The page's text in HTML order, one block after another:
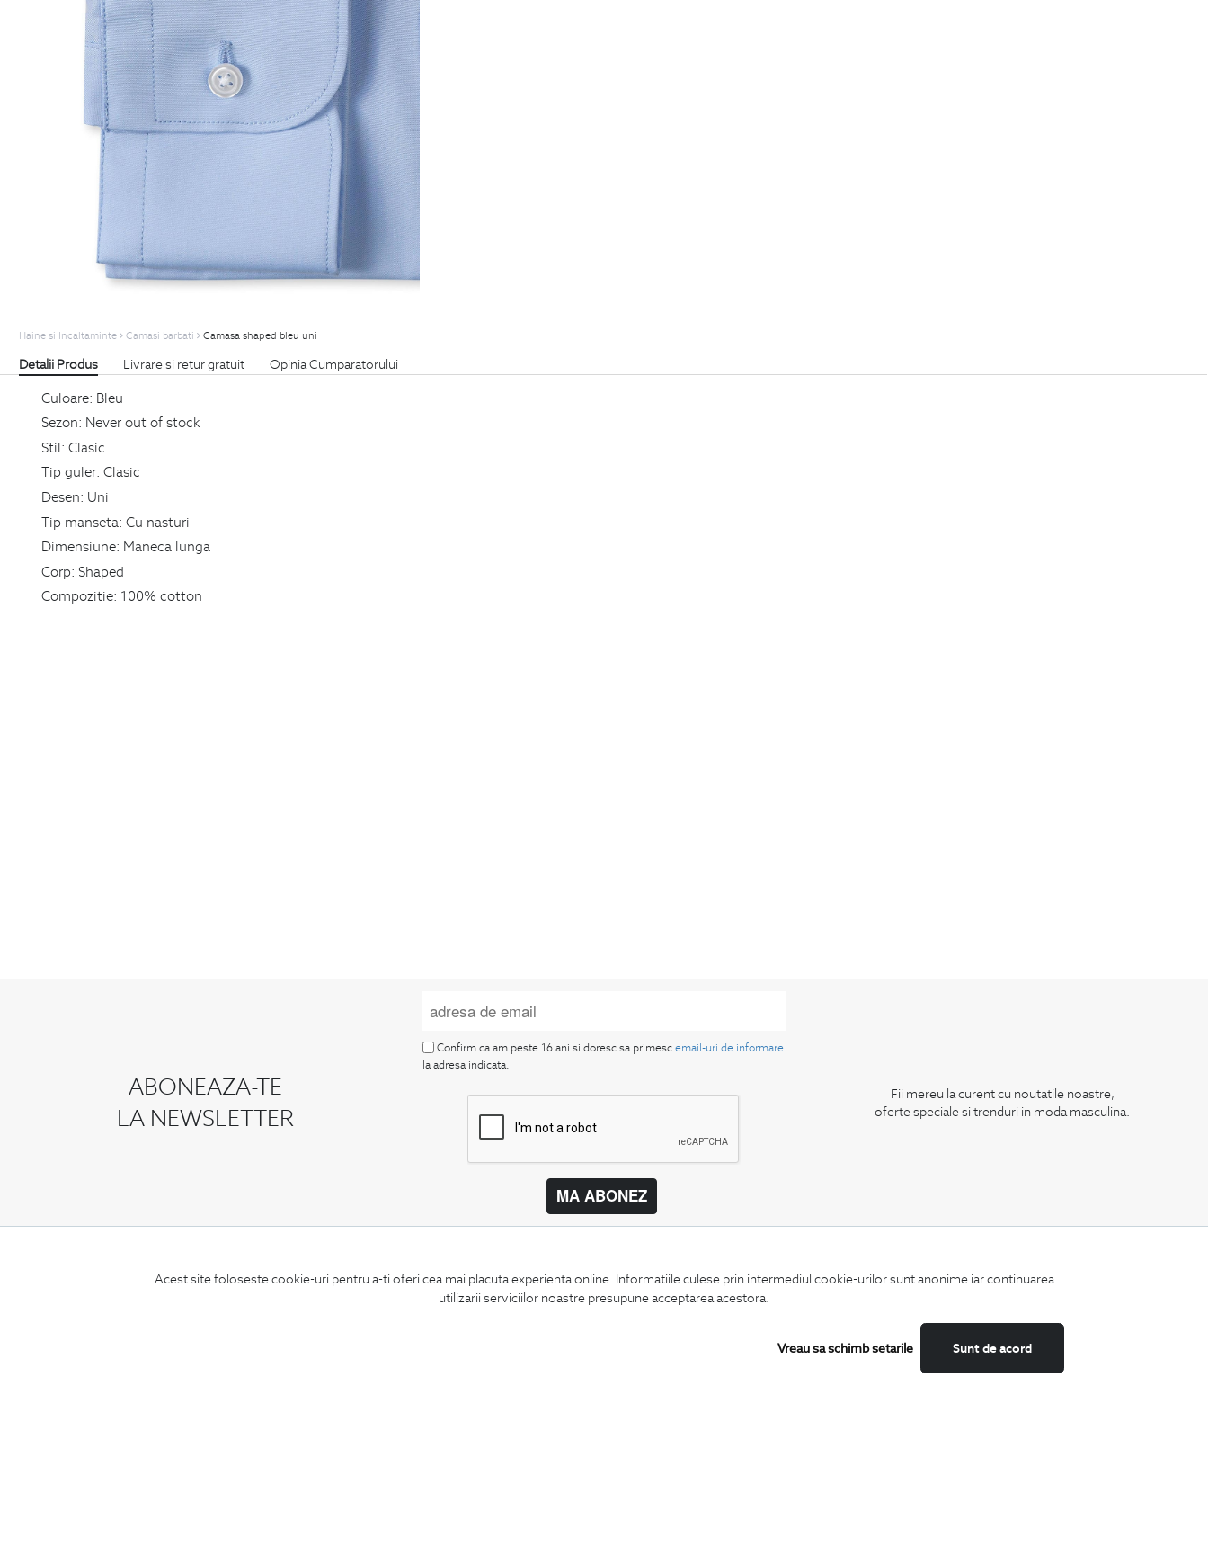
Acest site foloseste cookie-uri pentru a-ti oferi cea mai placuta experienta online. Informatiile culese prin intermediul cookie-urilor sunt anonime iar continuarea
utilizarii serviciilor noastre presupune acceptarea acestora.
Sunt de acord
Vreau sa schimb setarile
Haine si Incaltaminte Camasi barbati Camasa shaped bleu uni
Detalii Produs Livrare si retur gratuit Opinia Cumparatorului
Culoare: Bleu
Sezon: Never out of stock
Stil: Clasic
Tip guler: Clasic
Desen: Uni
Tip manseta: Cu nasturi
Dimensiune: Maneca lunga
Corp: Shaped
Compozitie: 100% cotton
ABONEAZA-TE
LA NEWSLETTER
Confirm ca am peste 16 ani si doresc sa primescemail-uri de informare
la adresa indicata.
MA ABONEZ
Fii mereu la curent cu noutatile noastre,
oferte speciale si trenduri in moda masculina.
Termeni si conditii
Contact
Magazine
Facebook
LinkedIn
Camasi
Incaltaminte
Pantaloni